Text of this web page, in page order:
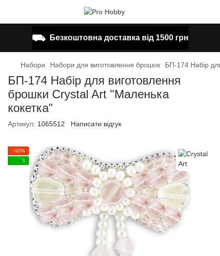
⛟ Безкоштовна доставка від 1500 грн
Набори Набори для виготовлення брошок БП-174 Набір
БП-174 Набір для виготовлення
брошки Crystal Art "Маленька
кокетка"
Артикул: 1065512 Написати відгук
−10%
3